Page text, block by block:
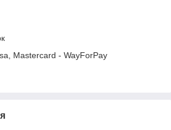
Mastercard - WayForPay